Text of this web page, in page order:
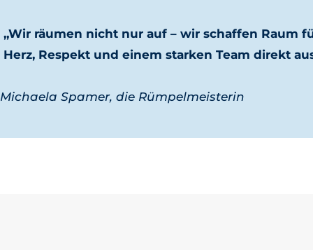
„Wir räumen nicht nur auf – wir schaffen Raum
Herz, Respekt und einem starken Team direkt
Michaela Spamer, die Rümpelmeisterin